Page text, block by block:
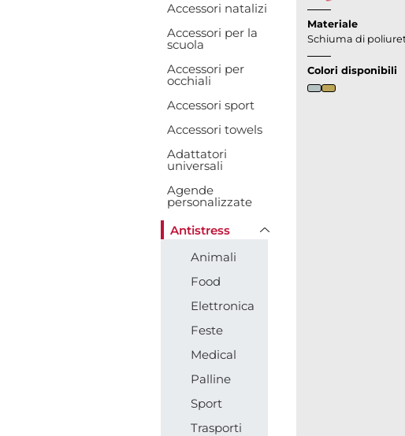
Accessori natalizi
Accessori per la
scuola
Accessori per
occhiali
Accessori sport
Accessori towels
Adattatori
universali
Agende
personalizzate
Antistress
Toggle Dropdown
Animali
Food
Elettronica
Feste
Medical
Palline
Sport
Trasporti
Materiale
Schiuma di
Colori disponibili